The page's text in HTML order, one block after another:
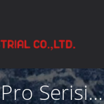
Pro Serisi